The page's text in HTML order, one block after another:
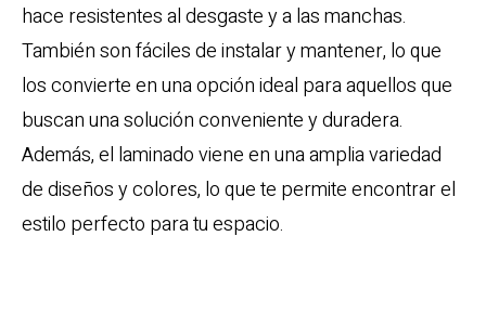
hace resistentes al desgaste y a las manchas.
También son fáciles de instalar y mantener, lo que
los convierte en una opción ideal para aquellos que
buscan una solución conveniente y duradera.
Además, el laminado viene en una amplia variedad
de diseños y colores, lo que te permite encontrar el
estilo perfecto para tu espacio.